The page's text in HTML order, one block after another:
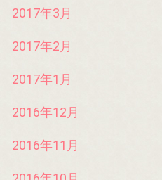
2017年3月
2017年2月
2017年1月
2016年12月
2016年11月